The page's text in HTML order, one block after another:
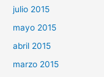
julio 2015
mayo 2015
abril 2015
marzo 2015